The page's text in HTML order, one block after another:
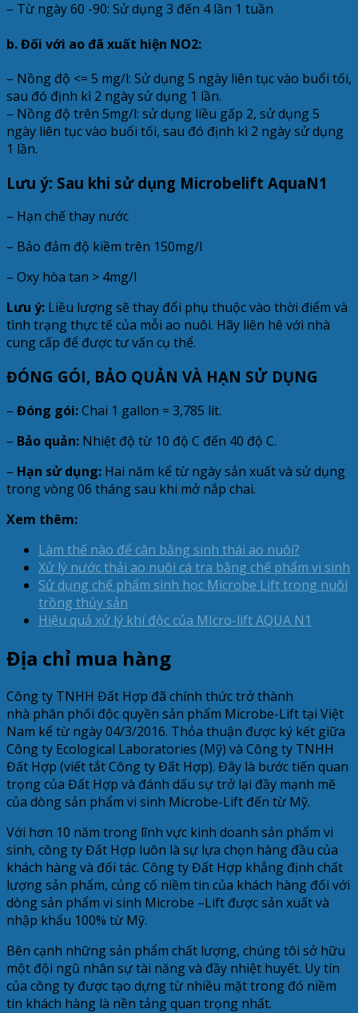
– Từ ngày 60 -90: Sử dụng 3 đến 4 lần 1 tuần
b. Đối với ao đã xuất hiện NO2:
– Nồng độ <= 5 mg/l: Sử dụng 5 ngày liên tục vào buổi tối,
sau đó định kì 2 ngày sử dụng 1 lần.
– Nồng độ trên 5mg/l: sử dụng liều gấp 2, sử dụng 5
ngày liên tục vào buổi tối, sau đó định kì 2 ngày sử dụng
1 lần.
Lưu ý: Sau khi sử dụng Microbelift AquaN1
– Hạn chế thay nước
– Bảo đảm độ kiềm trên 150mg/l
– Oxy hòa tan > 4mg/l
Lưu ý: Liều lượng sẽ thay đổi phụ thuộc vào thời điểm và
tình trạng thực tế của mỗi ao nuôi. Hãy liên hê với nhà
cung cấp để được tư vấn cụ thể.
ĐÓNG GÓI, BẢO QUẢN VÀ HẠN SỬ DỤNG
– Đóng gói:Chai 1 gallon = 3,785 lít.
– Bảo quản: Nhiệt độ từ 10 độ C đến 40 độ C.
– Hạn sử dụng: Hai năm kể từ ngày sản xuất và sử dụng
trong vòng 06 tháng sau khi mở nắp chai.
Xem thêm:
Làm thế nào để cân bằng sinh thái ao nuôi?
Xử lý nước thải ao nuôi cá tra bằng chế phẩm vi sinh
Sử dụng chế phẩm sinh học Microbe Lift trong nuôi
trồng thủy sản
Hiệu quả xử lý khí độc của MIcro-lift AQUA N1
Địa chỉ mua hàng
Công ty TNHH Đất Hợp đã chính thức trở thành
nhà phân phối độc quyền sản phẩm Microbe-Lift tại Việt
Nam kể từ ngày 04/3/2016. Thỏa thuận được ký kết giữa
Công ty Ecological Laboratories (Mỹ) và Công ty TNHH
Đất Hợp (viết tắt Công ty Đất Hợp). Đây là bước tiến quan
trọng của Đất Hợp và đánh dấu sự trở lại đầy mạnh mẽ
của dòng sản phẩm vi sinh Microbe-Lift đến từ Mỹ.
Với hơn 10 năm trong lĩnh vực kinh doanh sản phẩm vi
sinh, công ty Đất Hợp luôn là sự lựa chọn hàng đầu của
khách hàng và đối tác. Công ty Đất Hợp khẳng định chất
lượng sản phẩm, củng cố niềm tin của khách hàng đối với
dòng sản phẩm vi sinh Microbe –Lift được sản xuất và
nhập khẩu 100% từ Mỹ.
Bên cạnh những sản phẩm chất lượng, chúng tôi sở hữu
một đội ngũ nhân sự tài năng và đầy nhiệt huyết. Uy tín
của công ty được tạo dựng từ nhiều mặt trong đó niềm
tin khách hàng là nền tảng quan trọng nhất.